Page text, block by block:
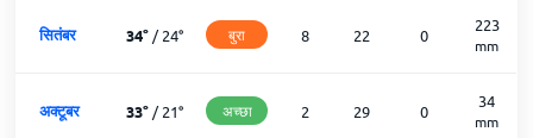
सितंबर 34°/24° बुरा 8 22 0
223
mm
अक्टूबर 33°/21° अच्छा 2 29 0
34
mm